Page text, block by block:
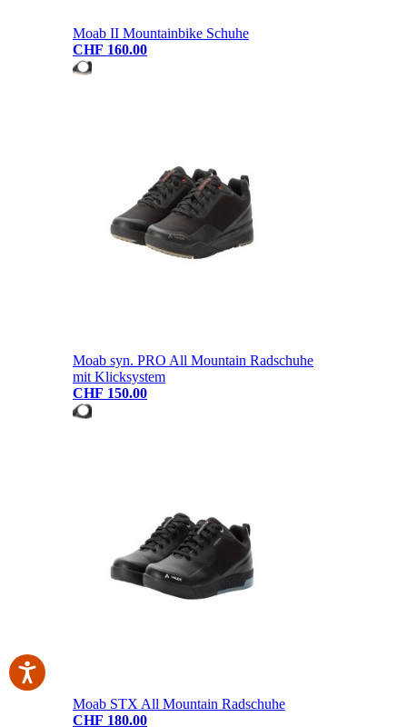
Moab II Mountainbike Schuhe
CHF 160.00
Moab syn. PRO All Mountain Radschuhe
mit Klicksystem
CHF 150.00
Moab STX All Mountain Radschuhe
CHF 180.00